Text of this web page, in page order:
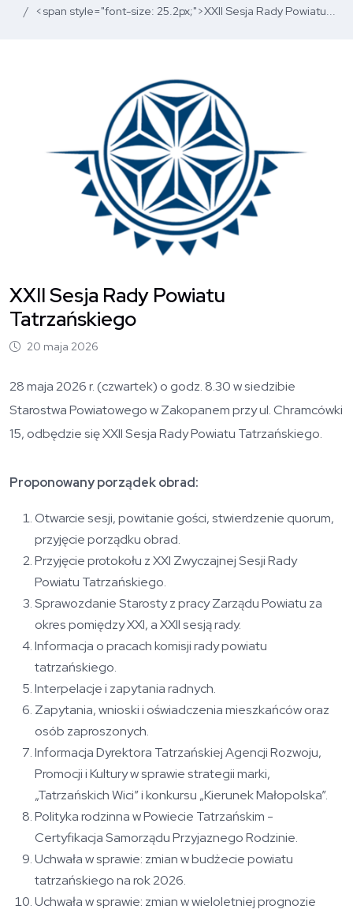
<span style="font-size: 25.2px;">XXII Sesja Rady Powiatu...
XXII Sesja Rady Powiatu
Tatrzańskiego
20 maja 2026
28 maja 2026 r. (czwartek) o godz. 8.30 w siedzibie
Starostwa Powiatowego w Zakopanem przy ul. Chramcówki
15, odbędzie się XXII Sesja Rady Powiatu Tatrzańskiego.
Proponowany porządek obrad:
Otwarcie sesji, powitanie gości, stwierdzenie quorum,
przyjęcie porządku obrad.
Przyjęcie protokołu z XXI Zwyczajnej Sesji Rady
Powiatu Tatrzańskiego.
Sprawozdanie Starosty z pracy Zarządu Powiatu za
okres pomiędzy XXI, a XXII sesją rady.
Informacja o pracach komisjirady powiatu
tatrzańskiego.
Interpelacje i zapytania radnych.
Zapytania, wnioski i oświadczenia mieszkańców oraz
osób zaproszonych.
Informacja Dyrektora Tatrzańskiej Agencji Rozwoju,
Promocji i Kultury w sprawie strategii marki,
„Tatrzańskich Wici” i konkursu „Kierunek Małopolska”.
Polityka rodzinna w Powiecie Tatrzańskim -
Certyfikacja Samorządu Przyjaznego Rodzinie.
Uchwała w sprawie: zmian w budżecie powiatu
tatrzańskiego na rok 2026.
Uchwała w sprawie: zmian w wieloletniej prognozie